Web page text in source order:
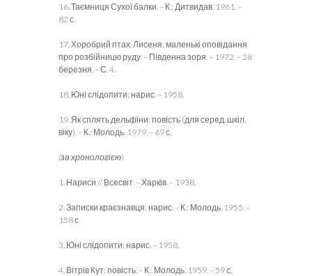
16. Таємниця Сухої балки. – К.: Дитвидав, 1961. –
82 с.
17. Хоробрий птах. Лисеня: маленькі оповідання
про розбійницю руду. – Південна зоря. – 1972. – 28
березня. – С. 4.
18. Юні слідопити: нарис. – 1958.
19. Як сплять дельфіни: повість (для серед. шкіл.
віку). – К.: Молодь, 1979. – 69 с.
(за хронологією)
1. Нариси // Всесвіт. – Харків. – 1938.
2. Записки краєзнавця: нарис. – К.: Молодь, 1955. –
158 с.
3. Юні слідопити: нарис. – 1958.
4. Вітрів Кут: повість. – К.: Молодь, 1959. – 59 с.